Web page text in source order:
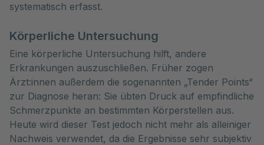
systematisch erfasst.
Körperliche Untersuchung
Eine körperliche Untersuchung hilft, andere
Erkrankungen auszuschließen. Früher zogen
Ärzt:innen außerdem die sogenannten „Tender Points“
zur Diagnose heran: Sie übten Druck auf empfindliche
Schmerzpunkte an bestimmten Körperstellen aus.
Heute wird dieser Test jedoch nicht mehr als alleiniger
Nachweis verwendet, da die Ergebnisse sehr subjektiv